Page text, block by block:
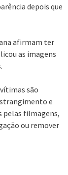
depois que
afirmam ter
as imagens
são
e
pelas filmagens,
ou remover